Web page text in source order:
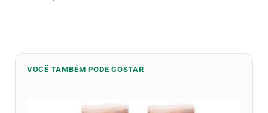
VOCÊ TAMBÉM PODE GOSTAR